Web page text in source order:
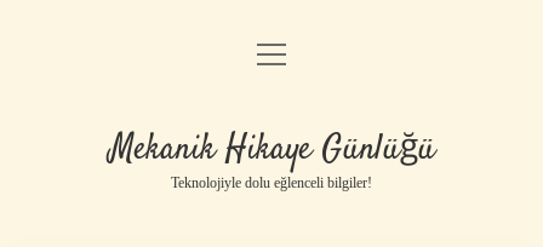
Anasayfa
Yasal Uyarı
menüyü
Mekanik Hikaye Günlüğü
Teknolojiyle dolu eğlenceli bilgiler!